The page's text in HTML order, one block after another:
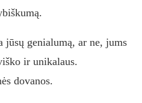
jūsų genialumą, ar ne, jums
ir unikalaus.
dovanos.